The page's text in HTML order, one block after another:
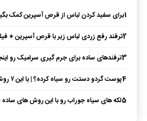
1برای سفید کردن لباس از قرص آسپرین کمک
2ترفند رفع زردی لباس زیر با قرص آسپرین +
3ترفندهای ساده برای جرم گیری سرامیک رو
4پوست گردو دستت رو سیاه کرده؟ | با این ۷ روشی که میگم تمیزش کن
5لکه های سیاه جوراب رو با این روش های ساده